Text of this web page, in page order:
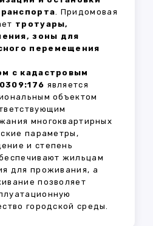
. Придомовая
тротуары,
зоны для
перемещения
с кадастровым
является
объектом
многоквартирных
параметры,
и степень
жильцам
для проживания, а
позволяет
городской среды.